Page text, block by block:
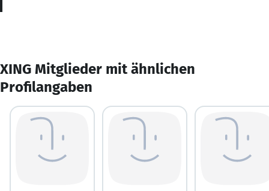
XING Mitglieder mit ähnlichen
Profilangaben